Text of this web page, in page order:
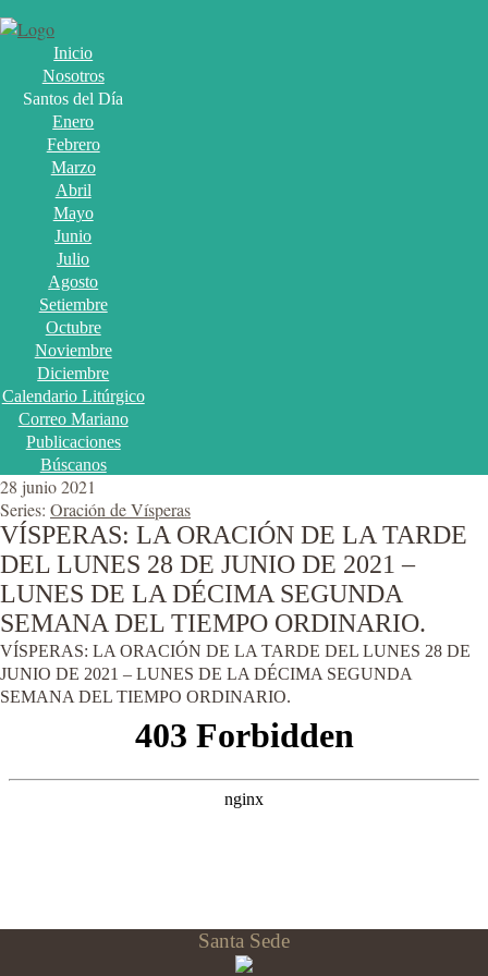
Inicio
Nosotros
Santos del Día
Enero
Febrero
Marzo
Abril
Mayo
Junio
Julio
Agosto
Setiembre
Octubre
Noviembre
Diciembre
Calendario Litúrgico
Correo Mariano
Publicaciones
Búscanos
28 junio 2021
Series: Oración de Vísperas
VÍSPERAS: LA ORACIÓN DE LA TARDE
DEL LUNES 28 DE JUNIO DE 2021 –
LUNES DE LA DÉCIMA SEGUNDA
SEMANA DEL TIEMPO ORDINARIO.
VÍSPERAS: LA ORACIÓN DE LA TARDE DEL LUNES 28 DE
JUNIO DE 2021 – LUNES DE LA DÉCIMA SEGUNDA
SEMANA DEL TIEMPO ORDINARIO.
Santa Sede